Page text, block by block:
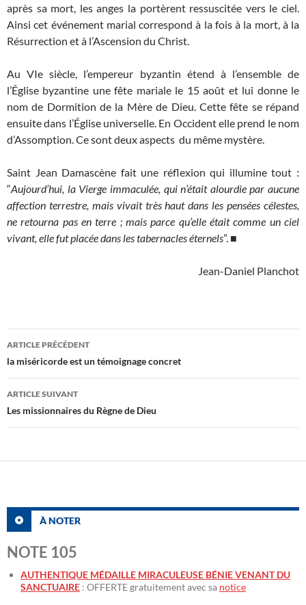
après sa mort, les anges la portèrent ressuscitée vers le ciel.
Ainsi cet événement marial correspond à la fois à la mort, à la
Résurrection et à l’Ascension du Christ.
Au VIe siècle, l’empereur byzantin étend à l’ensemble de
l’Église byzantine une fête mariale le 15 août et lui donne le
nom de Dormition de la Mère de Dieu. Cette fête se répand
ensuite dans l’Église universelle. En Occident elle prend le nom
d’Assomption. Ce sont deux aspects du même mystère.
Saint Jean Damascène fait une réflexion qui illumine tout :
“Aujourd’hui, la Vierge immaculée, qui n’était alourdie par aucune
affection terrestre, mais vivait très haut dans les pensées célestes,
ne retourna pas en terre ; mais parce qu’elle était comme un ciel
vivant, elle fut placée dans les tabernacles éternels”. ■
Jean-Daniel Planchot
Navigation
des
articles
ARTICLE PRÉCÉDENT
la miséricorde est un témoignage concret
ARTICLE SUIVANT
Les missionnaires du Règne de Dieu
À NOTER
NOTE 105
AUTHENTIQUE MÉDAILLE MIRACULEUSE BÉNIE VENANT DU
SANCTUAIRE : OFFERTE gratuitement avec sa notice